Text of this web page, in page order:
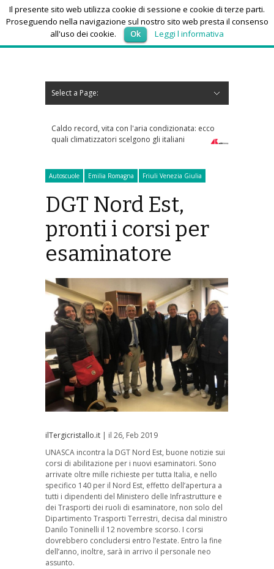
venerdì 7, Agosto 2026
Select a Page:
Caldo record, vita con l'aria condizionata: ecco
quali climatizzatori scelgono gli italiani
Tra bambini e ragazzi
psicofarmaci,
Autoscuole Emilia Romagna Friuli Venezia Giulia
DGT Nord Est,
pronti i corsi per
esaminatore
ilTergicristallo.it | il 26, Feb 2019
UNASCA incontra la DGT Nord Est, buone notizie sui
corsi di abilitazione per i nuovi esaminatori. Sono
arrivate oltre mille richieste per tutta Italia, e nello
specifico 140 per il Nord Est, effetto dell’apertura a
tutti i dipendenti del Ministero delle Infrastrutture e
dei Trasporti dei ruoli di esaminatore, non solo del
Dipartimento Trasporti Terrestri, decisa dal ministro
Danilo Toninelli il 12 novembre scorso. I corsi
dovrebbero concludersi entro l’estate. Entro la fine
dell’anno, inoltre, sarà in arrivo il personale neo
assunto.
Il presente sito web utilizza cookie di sessione e cookie di terze parti.
Proseguendo nella navigazione sul nostro sito web presta il consenso
all'uso dei cookie.
Ok Leggi l informativa